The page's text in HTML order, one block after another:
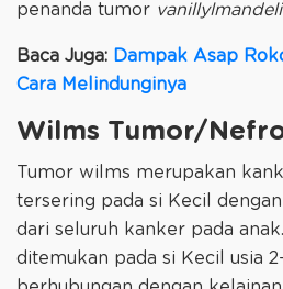
penanda tumor
Baca Juga: Dampak Asap
Cara Melindunginya
Wilms Tumor/
Tumor wilms merupakan
tersering pada si Kecil
dari seluruh kanker pada
ditemukan pada si Kecil usia